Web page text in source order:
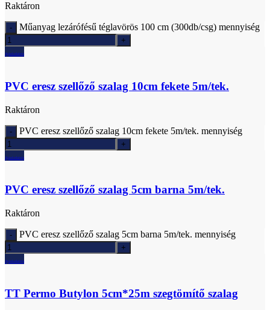
Raktáron
Műanyag lezárófésű téglavörös 100 cm (300db/csg) mennyiség
Ajánlatkérés
PVC eresz szellőző szalag 10cm fekete 5m/tek.
Raktáron
PVC eresz szellőző szalag 10cm fekete 5m/tek. mennyiség
Ajánlatkérés
PVC eresz szellőző szalag 5cm barna 5m/tek.
Raktáron
PVC eresz szellőző szalag 5cm barna 5m/tek. mennyiség
Ajánlatkérés
TT Permo Butylon 5cm*25m szegtömítő szalag